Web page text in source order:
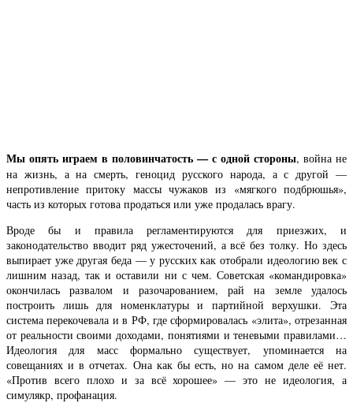
Мы опять играем в половинчатость — с одной стороны, война не
на жизнь, а на смерть, геноцид русского народа, а с другой —
непротивление притоку массы чужаков из «мягкого подбрюшья»,
часть из которых готова продаться или уже продалась врагу.
Вроде бы и правила регламентируются для приезжих, и
законодательство вводит ряд ужесточений, а всё без толку. Но здесь
выпирает уже другая беда — у русских как отобрали идеологию век с
лишним назад, так и оставили ни с чем. Советская «командировка»
окончилась развалом и разочарованием, рай на земле удалось
построить лишь для номенклатуры и партийной верхушки. Эта
система перекочевала и в РФ, где сформировалась «элита», отрезанная
от реальности своими доходами, понятиями и теневыми правилами…
Идеология для масс формально существует, упоминается на
совещаниях и в отчетах. Она как бы есть, но на самом деле её нет.
«Против всего плохо и за всё хорошее» — это не идеология, а
симулякр, профанация.